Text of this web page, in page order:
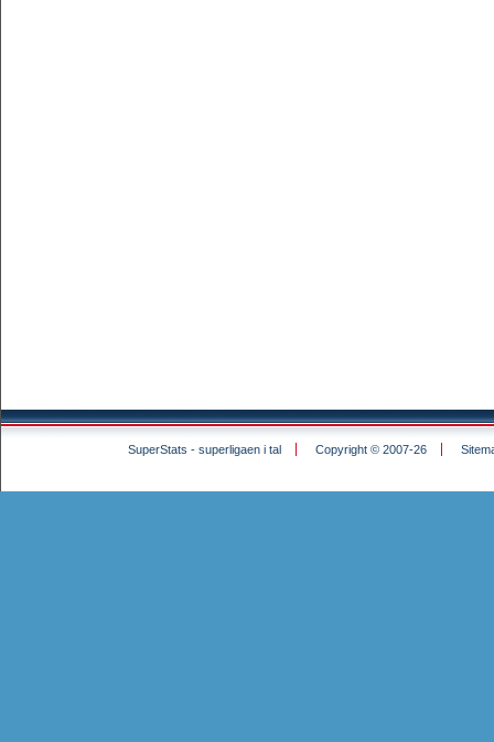
SuperStats - superligaen i tal Copyright © 2007-26